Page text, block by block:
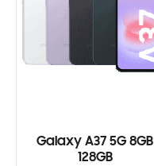
Galaxy A37 5G 8GB
128GB